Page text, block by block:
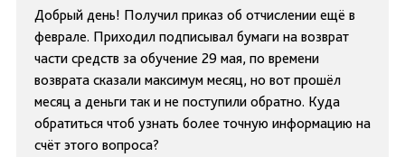
Добрый день! Получил приказ об отчислении ещё в
феврале. Приходил подписывал бумаги на возврат
части средств за обучение 29 мая, по времени
возврата сказали максимум месяц, но вот прошёл
месяц а деньги так и не поступили обратно. Куда
обратиться чтоб узнать более точную информацию на
счёт этого вопроса?